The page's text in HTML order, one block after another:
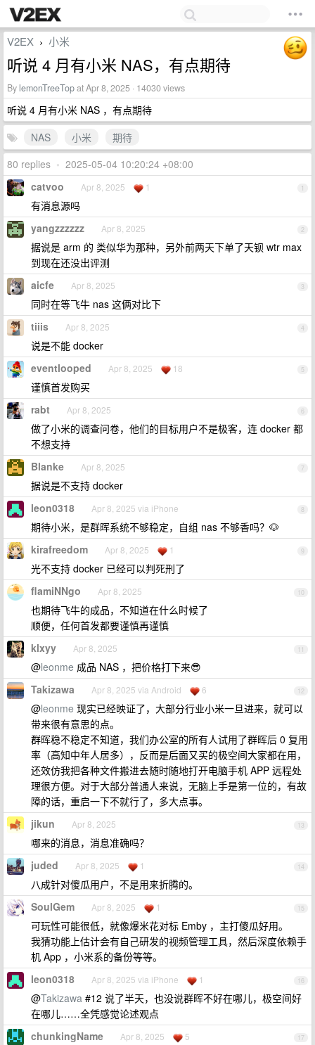
V2EX › 小米
听说 4 月有小米 NAS，有点期待
By lemonTreeTopat Apr 8, 2025 · 14030 views
听说 4 月有小米 NAS ，有点期待
NAS
小米
期待
80 replies • 2025-05-04 10:20:24 +08:00
1
catvoo Apr 8, 2025 1
有消息源吗
2
yangzzzzzz Apr 8, 2025
据说是 arm 的 类似华为那种，另外前两天下单了天钡 wtr max
到现在还没出评测
3
aicfe Apr 8, 2025
同时在等飞牛 nas 这俩对比下
4
tiiis Apr 8, 2025
说是不能 docker
5
eventlooped Apr 8, 2025 18
谨慎首发购买
6
rabt Apr 8, 2025
做了小米的调查问卷，他们的目标用户不是极客，连 docker 都
不想支持
7
Blanke Apr 8, 2025
据说是不支持 docker
8
leon0318 Apr 8, 2025 via iPhone
期待小米，是群晖系统不够稳定，自组 nas 不够香吗？🐶
9
kirafreedom Apr 8, 2025 1
光不支持 docker 已经可以判死刑了
10
flamiNNgo Apr 8, 2025
也期待飞牛的成品，不知道在什么时候了
顺便，任何首发都要谨慎再谨慎
11
klxyy Apr 8, 2025
@leonme 成品 NAS ，把价格打下来😎
12
Takizawa Apr 8, 2025 via Android 6
@leonme 现实已经映证了，大部分行业小米一旦进来，就可以
带来很有意思的点。
群晖稳不稳定不知道，我们办公室的所有人试用了群晖后 0 复用
率（高知中年人居多），反而是后面又买的极空间大家都在用，
还效仿我把各种文件搬进去随时随地打开电脑手机 APP 远程处
理很方便。对于大部分普通人来说，无脑上手是第一位的，有故
障的话，重启一下不就行了，多大点事。
13
jikun Apr 8, 2025
哪来的消息，消息准确吗？
14
juded Apr 8, 2025 1
八成针对傻瓜用户，不是用来折腾的。
15
SoulGem Apr 8, 2025 1
可玩性可能很低，就像爆米花对标 Emby ，主打傻瓜好用。
我猜功能上估计会有自己研发的视频管理工具，然后深度依赖手
机 App ，小米系的备份等等。
16
leon0318 Apr 8, 2025 via iPhone 1
@Takizawa #12 说了半天，也没说群晖不好在哪儿，极空间好
在哪儿……全凭感觉论述观点
17
chunkingName Apr 8, 2025 5